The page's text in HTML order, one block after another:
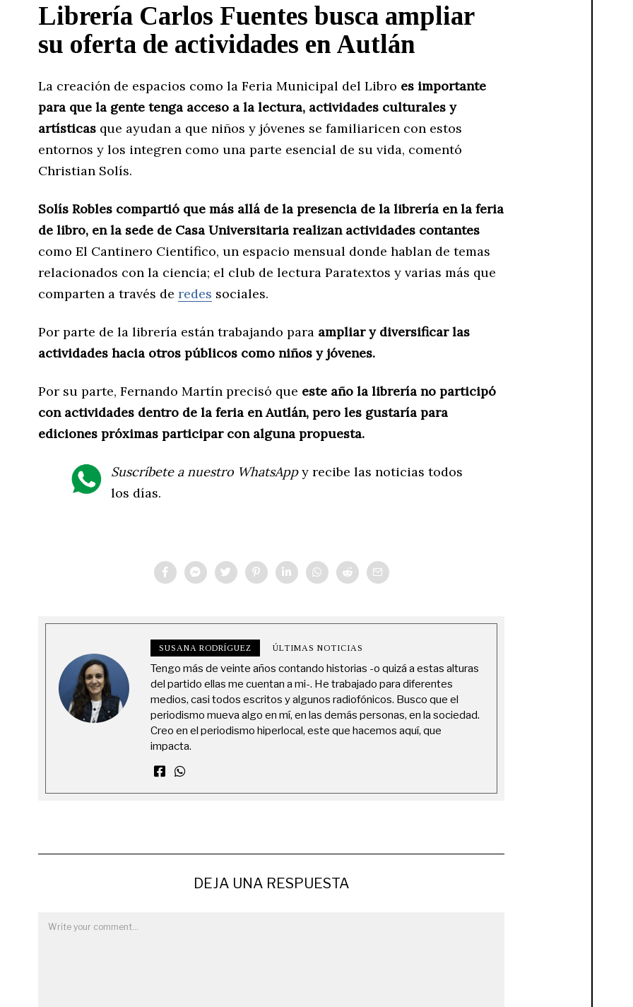
Librería Carlos Fuentes busca ampliar
su oferta de actividades en Autlán
La creación de espacios como la Feria Municipal del Libro es importante
para que la gente tenga acceso a la lectura, actividades culturales y
artísticas que ayudan a que niños y jóvenes se familiaricen con estos
entornos y los integren como una parte esencial de su vida, comentó
Christian Solís.
Solís Robles compartió que más allá de la presencia de la librería en la feria
de libro, en la sede de Casa Universitaria realizan actividades contantes
como El Cantinero Científico, un espacio mensual donde hablan de temas
relacionados con la ciencia; el club de lectura Paratextos y varias más que
comparten a través de redes sociales.
Por parte de la librería están trabajando para ampliar y diversificar las
actividades hacia otros públicos como niños y jóvenes.
Por su parte, Fernando Martín precisó que este año la librería no participó
con actividades dentro de la feria en Autlán, pero les gustaría para
ediciones próximas participar con alguna propuesta.
Suscríbete a nuestro WhatsAppy recibe las noticias todos
los días.
SUSANA RODRÍGUEZ ÚLTIMAS NOTICIAS
Tengo más de veinte años contando historias -o quizá a estas alturas
del partido ellas me cuentan a mi-. He trabajado para diferentes
medios, casi todos escritos y algunos radiofónicos. Busco que el
periodismo mueva algo en mí, en las demás personas, en la sociedad.
Creo en el periodismo hiperlocal, este que hacemos aquí, que
impacta.
DEJA UNA RESPUESTA